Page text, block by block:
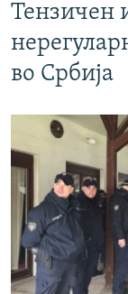
Тензичен
во Србија